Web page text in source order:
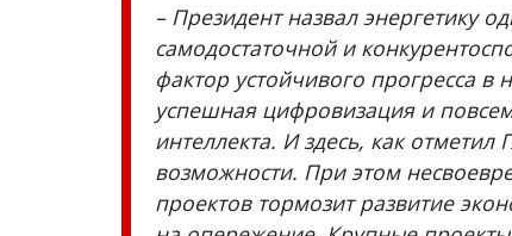
– Президент назвал энергетику
самодостаточной и
фактор устойчивого прогресса
успешная цифровизация и
интеллекта. И здесь, как отметил
возможности. При этом
проектов тормозит развитие